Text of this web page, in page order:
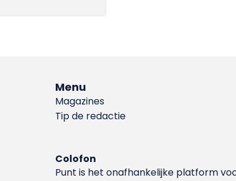
Menu
Magazines
Tip de redactie
Colofon
Punt is het onafhankelijke platform